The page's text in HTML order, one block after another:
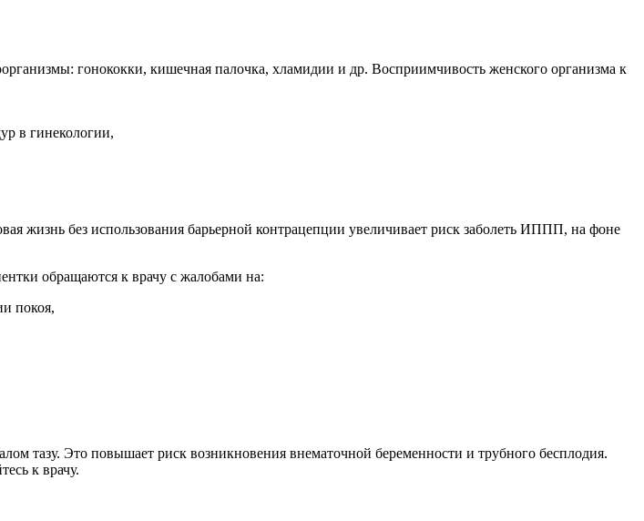
гонококки, кишечная палочка, хламидии и др. Восприимчивость женского организма к
в гинекологии,
жизнь без использования барьерной контрацепции увеличивает риск заболеть ИППП, на фоне
обращаются к врачу с жалобами на:
покоя,
тазу. Это повышает риск возникновения внематочной беременности и трубного бесплодия.
к врачу.